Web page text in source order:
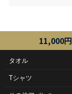
11,000
タオル
Tシャツ